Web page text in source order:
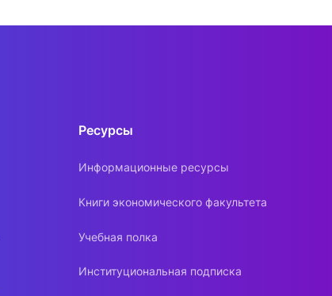
Ресурсы
Информационные ресурсы
Книги экономического факультета
Учебная полка
Институциональная подписка